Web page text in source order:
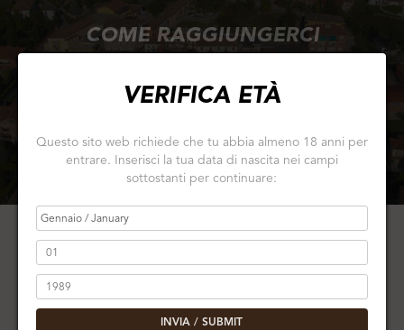
COME RAGGIUNGERCI
VERIFICA ETÀ
Questo sito web richiede che tu abbia almeno 18 anni per
entrare. Inserisci la tua data di nascita nei campi
sottostanti per continuare:
INVIA / SUBMIT